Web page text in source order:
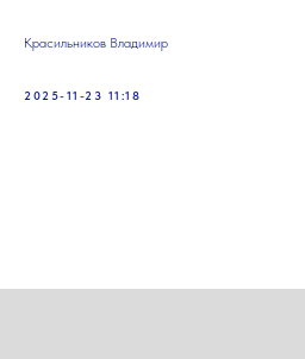
Красильников Владимир
2025-11-23 11:18